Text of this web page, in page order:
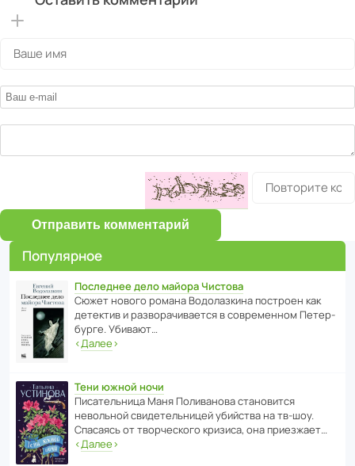
Отправить комментарий
Популярное
Последнее дело майора Чистова
Сюжет нового романа Водо­ла­з­кина пост­роен как
дете­ктив и разво­ра­чи­ва­ется в совре­менном Пете­р­
бурге. Убивают…
‹Далее›
Тени южной ночи
Писа­тель­ница Маня Поли­ва­нова стано­вится
невольной свиде­тель­ницей убийства на тв-шоу.
Спасаясь от твор­че­с­кого кризиса, она приезжает…
‹Далее›